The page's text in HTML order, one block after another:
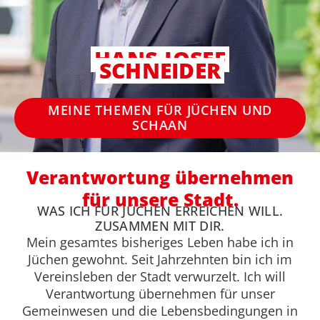
HANS-JOSEF
SCHNEIDER
MEINE THEMEN FÜR JÜCHEN UND
SCHAAN
Verantwortung übernehmen
für unsere Stadt.
WAS ICH FÜR JÜCHEN ERREICHEN WILL.
ZUSAMMEN MIT DIR.
Mein gesamtes bisheriges Leben habe ich in
Jüchen gewohnt. Seit Jahrzehnten bin ich im
Vereinsleben der Stadt verwurzelt. Ich will
Verantwortung übernehmen für unser
Gemeinwesen und die Lebensbedingungen in